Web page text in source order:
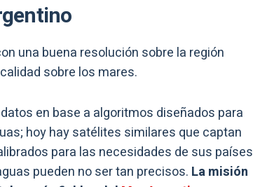
una buena resolución sobre la región
sobre los mares.
en base a algoritmos diseñados para
hoy hay satélites similares que captan
para las necesidades de sus países
pueden no ser tan precisos. La misión